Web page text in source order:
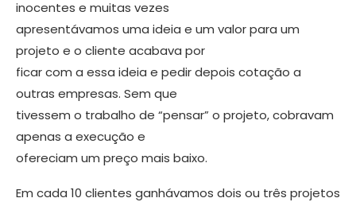
inocentes e muitas vezes
apresentávamos uma ideia e um valor para um
projeto e o cliente acabava por
ficar com a essa ideia e pedir depois cotação a
outras empresas. Sem que
tivessem o trabalho de “pensar” o projeto, cobravam
ape­nas a execução e
ofereciam um preço mais baixo.
Em cada 10 clientes ganhávamos dois ou três projetos